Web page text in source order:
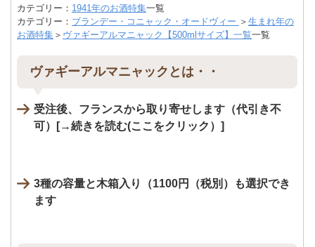
カテゴリー： 1941年のお酒特集一覧
カテゴリー： ブランデー・コニャック・オードヴィー ＞ 生まれ年の
お酒特集 ＞ ヴァギーアルマニャック【500mlサイズ】一覧一覧
ヴァギーアルマニャックとは・・
受注後、フランスから取り寄せします（代引き不
可）
3種の容量と木箱入り（1100円（税別）も選択でき
ます